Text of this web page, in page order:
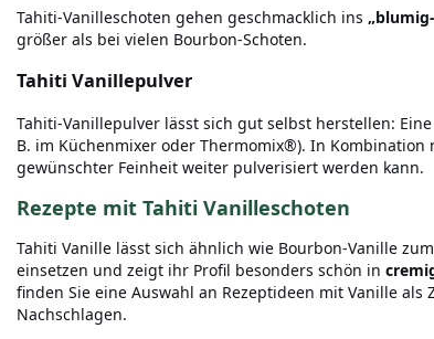
Tahiti-Vanilleschoten gehen geschmacklich ins
größer als bei vielen Bourbon-Schoten.
Tahiti Vanillepulver
Tahiti-Vanillepulver lässt sich gut selbst herstellen:
B. im Küchenmixer oder Thermomix®). In
gewünschter Feinheit weiter pulverisiert werden kann.
Rezepte mit Tahiti Vanilleschoten
Tahiti Vanille lässt sich ähnlich wie Bourbon-Vanille zum
einsetzen und zeigt ihr Profil besonders schön in
finden Sie eine Auswahl an Rezeptideen mit Vanille als
Nachschlagen.